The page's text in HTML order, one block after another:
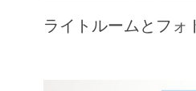
ライトルームとフォ